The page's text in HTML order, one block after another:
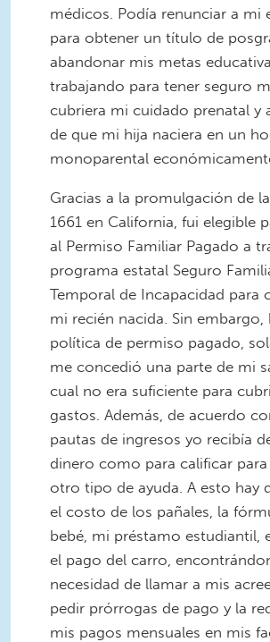
médicos. Podía renunciar a mi
para obtener un título de
abandonar mis metas
trabajando para tener seguro
cubriera mi cuidado prenatal y
de que mi hija naciera en un
monoparental
Gracias a la promulgación de la
1661 en California, fui elegible
al Permiso Familiar Pagado a
programa estatal Seguro
Temporal de Incapacidad para
mi recién nacida. Sin embargo,
política de permiso pagado,
me concedió una parte de mi
cual no era suficiente para
gastos. Además, de acuerdo
pautas de ingresos yo recibía
dinero como para calificar
otro tipo de ayuda. A esto hay
el costo de los pañales, la
bebé, mi préstamo estudiantil,
el pago del carro,
necesidad de llamar a mis
pedir prórrogas de pago y la
mis pagos mensuales en mis